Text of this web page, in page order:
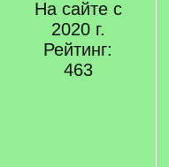
На сайте с
2020 г.
Рейтинг:
463